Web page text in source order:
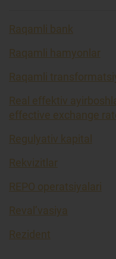
Raqamli bank
Raqamli hamyonlar
Raqamli
Real effektiv
effective exchange
Regulyativ kapital
Rekvizitlar
REPO operatsiyalari
Reval’vasiya
Rezident